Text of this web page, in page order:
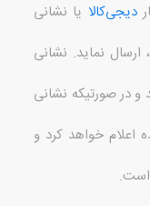
دیجی‌کالا یا نشانی
نماید. نشانی
و در صورتیکه نشانی
اعلام خواهد کرد و
است.